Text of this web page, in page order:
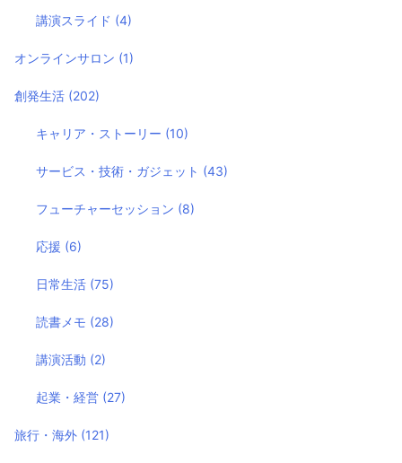
講演スライド (4)
オンラインサロン (1)
創発生活 (202)
キャリア・ストーリー (10)
サービス・技術・ガジェット (43)
フューチャーセッション (8)
応援 (6)
日常生活 (75)
読書メモ (28)
講演活動 (2)
起業・経営 (27)
旅行・海外 (121)